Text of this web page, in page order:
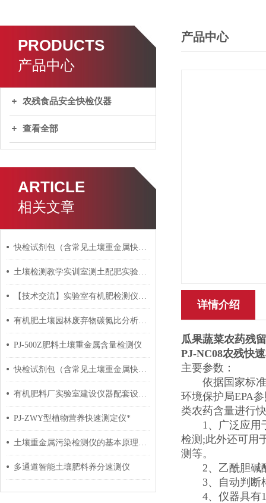
PRODUCTS
产品中心
农残食品安全快检仪器
查看全部
ARTICLE
相关文章
快检试剂包（含常见土壤重金属快检）如何检测水质六价铬？
土壤检测教学实训室测土配肥实验室建设仪器设备配套方案
【技术交流】实验室有机肥检测仪器有哪些？
有机肥土壤园林废弃物碳氮比分析仪简介
PJ-500Z肥料土壤重金属含量检测仪
快检试剂包（含常见土壤重金属快检）与水污染试剂包是分开的吗？
有机肥料厂实验室建设仪器配套设备供货价格
PJ-ZWY型植物营养快速测定仪*
土壤重金属污染检测仪的基本原理分析
多通道智能土壤肥料养分速测仪
产品中心
详情介绍
瓜果蔬菜农药残
PJ-NC08农残快
主要参数：
依据国家标准
环境保护局EPA
类农药含量进行
1、广泛应用于
检测;此外还可用
测等。
2、乙酰胆碱酯
3、自动判断样
4、仪器具有